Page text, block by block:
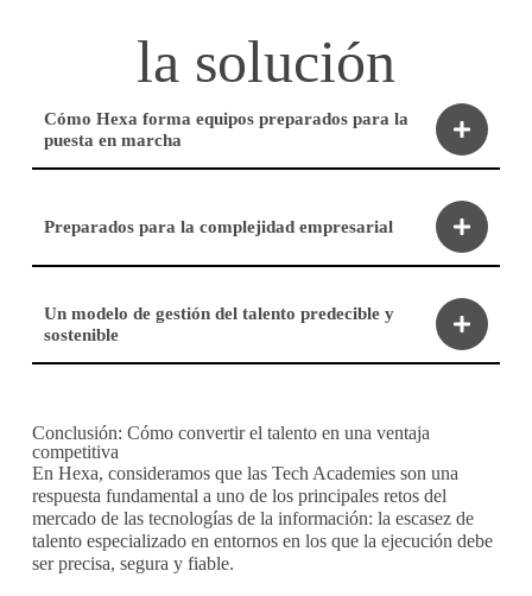
la solución
Cómo Hexa forma equipos preparados para la
puesta en marcha
Preparados para la complejidad empresarial
Un modelo de gestión del talento predecible y
sostenible
Conclusión: Cómo convertir el talento en una ventaja
competitiva
En Hexa, consideramos que las Tech Academies son una
respuesta fundamental a uno de los principales retos del
mercado de las tecnologías de la información: la escasez de
talento especializado en entornos en los que la ejecución debe
ser precisa, segura y fiable.